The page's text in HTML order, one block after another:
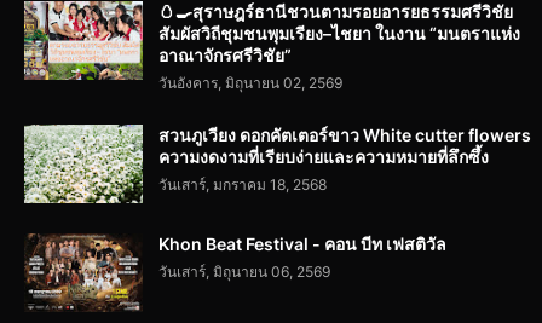
🥚🍳สุราษฎร์ธานีชวนตามรอยอารยธรรมศรีวิชัย
สัมผัสวิถีชุมชนพุมเรียง–ไชยา ในงาน “มนตราแห่ง
อาณาจักรศรีวิชัย”
วันอังคาร, มิถุนายน 02, 2569
สวนภูเวียง ดอกคัตเตอร์ขาว White cutter flowers
ความงดงามที่เรียบง่ายและความหมายที่ลึกซึ้ง
วันเสาร์, มกราคม 18, 2568
Khon Beat Festival - คอน บีท เฟสติวัล
วันเสาร์, มิถุนายน 06, 2569